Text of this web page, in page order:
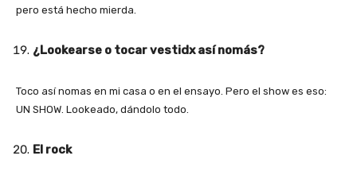
pero está hecho mierda.
¿Lookearse o tocar vestidx así nomás?
Toco así nomas en mi casa o en el ensayo. Pero el show es eso:
UN SHOW. Lookeado, dándolo todo.
El rock